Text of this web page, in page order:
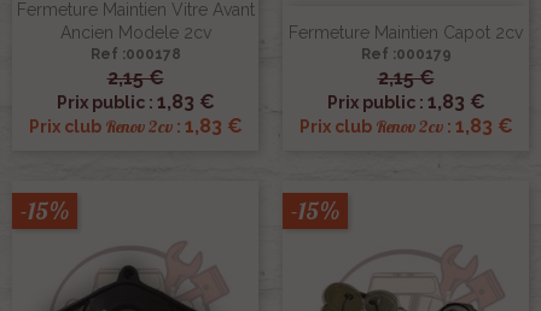
Fermeture Maintien Vitre Avant
Ancien Modele 2cv
Ref :000178
2,15 €
Prix public : 1,83 €
Prix club Renov 2cv: 1,83 €
Fermeture Maintien Capot 2cv
Ref :000179
2,15 €
Prix public : 1,83 €
Prix club Renov 2cv: 1,83 €
-15% -15%